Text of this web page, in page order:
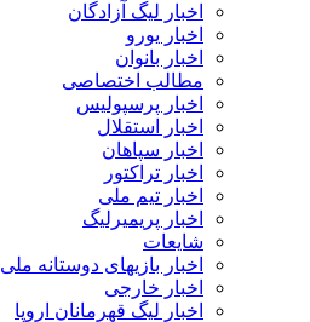
اخبار لیگ آزادگان
اخبار یورو
اخبار بانوان
مطالب اختصاصی
اخبار پرسپولیس
اخبار استقلال
اخبار سپاهان
اخبار تراکتور
اخبار تیم ملی
اخبار پریمیرلیگ
شایعات
اخبار بازیهای دوستانه ملی
اخبار خارجی
اخبار لیگ قهرمانان اروپا